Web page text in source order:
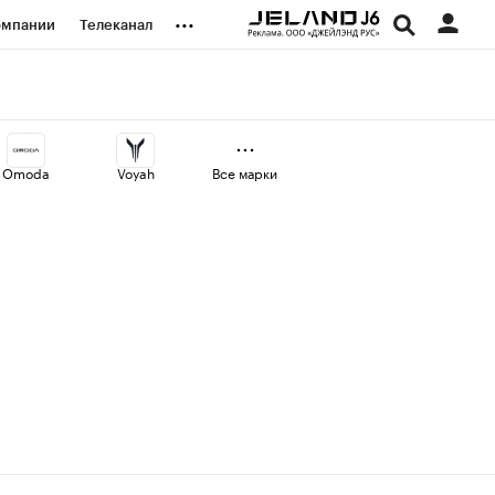
Телеканал ...
Omoda Voyah Все марки